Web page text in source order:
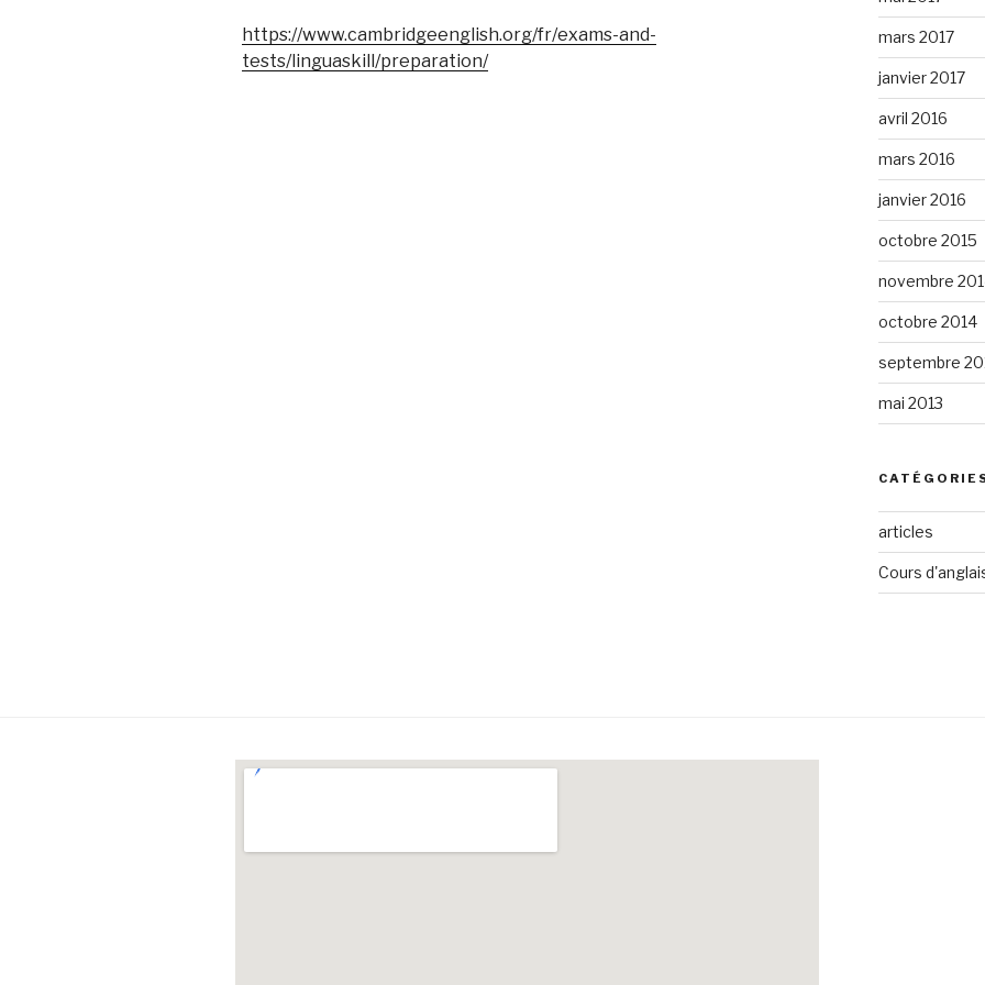
https://www.cambridgeenglish.org/fr/exams-and-
tests/linguaskill/preparation/
mars 2017
janvier 2017
avril 2016
mars 2016
janvier 2016
octobre 2015
novembre
octobre 2014
septembre
mai 2013
articles
Cours